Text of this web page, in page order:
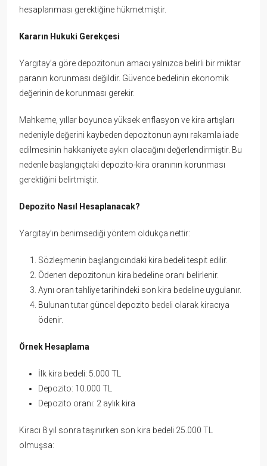
hesaplanması gerektiğine hükmetmiştir.
Kararın Hukuki Gerekçesi
Yargıtay’a göre depozitonun amacı yalnızca belirli bir miktar
paranın korunması değildir. Güvence bedelinin ekonomik
değerinin de korunması gerekir.
Mahkeme, yıllar boyunca yüksek enflasyon ve kira artışları
nedeniyle değerini kaybeden depozitonun aynı rakamla iade
edilmesinin hakkaniyete aykırı olacağını değerlendirmiştir. Bu
nedenle başlangıçtaki depozito-kira oranının korunması
gerektiğini belirtmiştir.
Depozito Nasıl Hesaplanacak?
Yargıtay’ın benimsediği yöntem oldukça nettir:
Sözleşmenin başlangıcındaki kira bedeli tespit edilir.
Ödenen depozitonun kira bedeline oranı belirlenir.
Aynı oran tahliye tarihindeki son kira bedeline uygulanır.
Bulunan tutar güncel depozito bedeli olarak kiracıya
ödenir.
Örnek Hesaplama
İlk kira bedeli: 5.000 TL
Depozito: 10.000 TL
Depozito oranı: 2 aylık kira
Kiracı 8 yıl sonra taşınırken son kira bedeli 25.000 TL
olmuşsa: